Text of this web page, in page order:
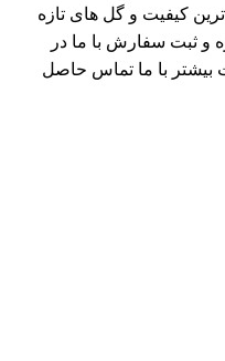
کیفیت و گل های تازه
و ثبت سفارش با ما در
با ما تماس حاصل